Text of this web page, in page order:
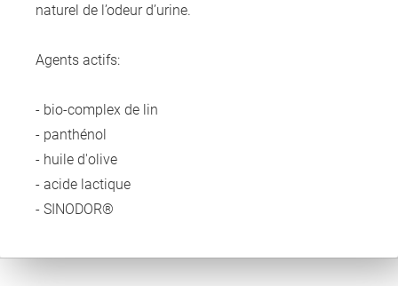
naturel de l’odeur d’urine.
Agents actifs:
- bio-complex de lin
- panthénol
- huile d'olive
- acide lactique
- SINODOR®